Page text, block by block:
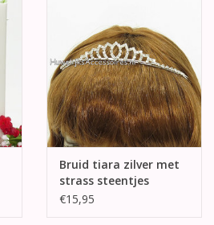
Bruid tiara zilver met
strass steentjes
€15,95